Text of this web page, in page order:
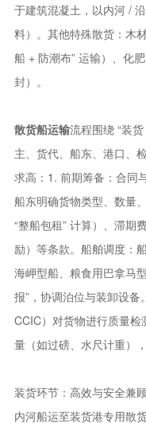
于建筑混凝土，以内河 /
料）。其他特殊散货：木
船 + 防潮布” 运输）、化
封）。
散货船运输流程围绕 “装
主、货代、船东、港口、
求高：1. 前期筹备：合同
船东明确货物类型、数量
“整船包租” 计算）、滞期
励）等条款。船舶调度：
海岬型船、粮食用巴拿马
报”，协调泊位与装卸设备
CCIC）对货物进行质量
量（如过磅、水尺计重）
装货环节：高效与安全兼
内河船运至装货港专用散